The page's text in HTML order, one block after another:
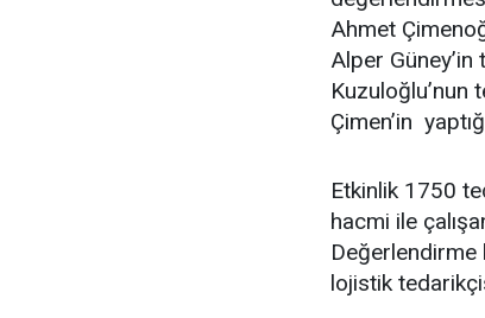
Ahmet
Alper Güney’in
Kuzuloğlu’nun
Çimen’in
Etkinlik 1750
hacmi ile
Değerlendirme
lojistik